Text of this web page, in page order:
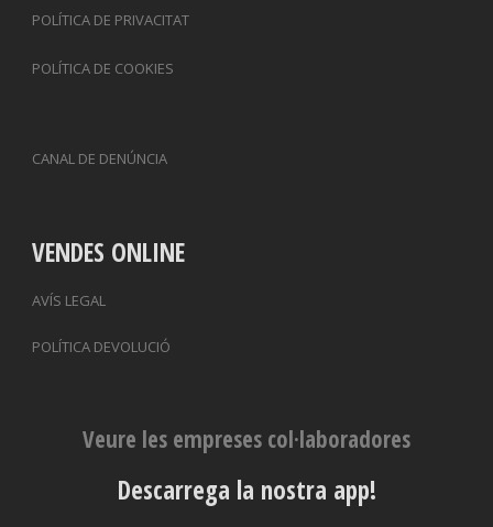
POLÍTICA DE PRIVACITAT
POLÍTICA DE COOKIES
CANAL DE DENÚNCIA
VENDES ONLINE
AVÍS LEGAL
POLÍTICA DEVOLUCIÓ
Veure les empreses col·laboradores
Descarrega la nostra app!